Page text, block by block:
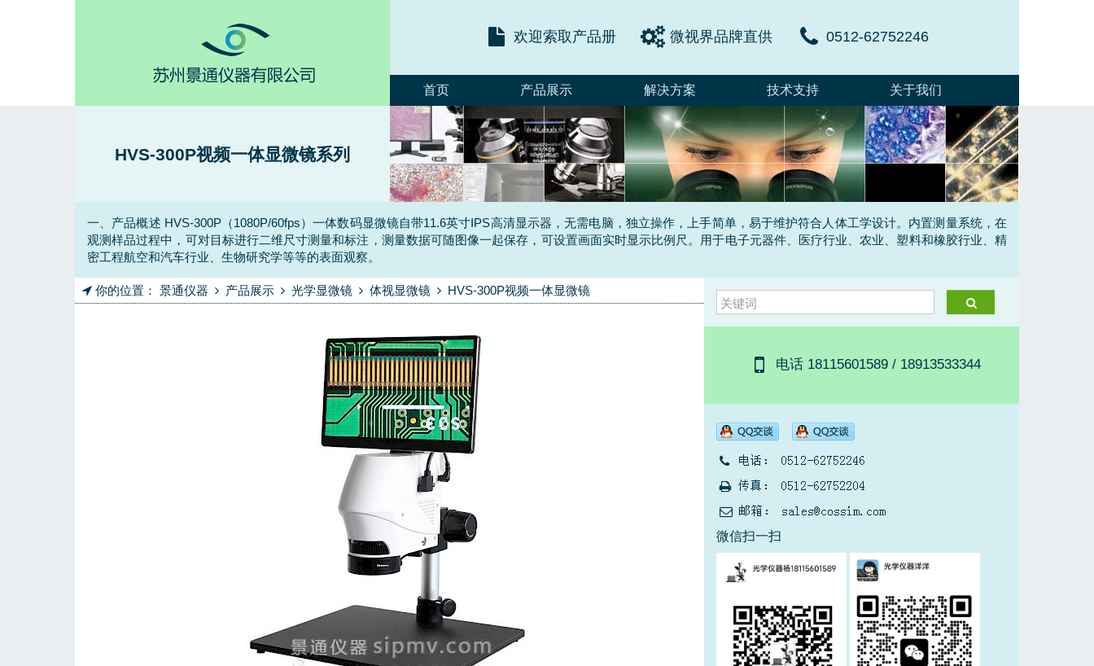
欢迎索取产品册 微视界品牌直供 0512-62752246
首页 产品展示 解决方案 技术支持 关于我们
HVS-300P视频一体显微镜系列
一、产品概述 HVS-300P（1080P/60fps）一体数码显微镜自带11.6英寸IPS高清显示器，无需电脑，独立操作，上手简单，易于维护符合人体工学设计。内置测量系统，在
观测样品过程中，可对目标进行二维尺寸测量和标注，测量数据可随图像一起保存，可设置画面实时显示比例尺。用于电子元器件、医疗行业、农业、塑料和橡胶行业、精
密工程航空和汽车行业、生物研究学等等的表面观察。
你的位置： 景通仪器 产品展示 光学显微镜 体视显微镜 HVS-300P视频一体显微镜
电话 18115601589 / 18913533344
微信扫一扫